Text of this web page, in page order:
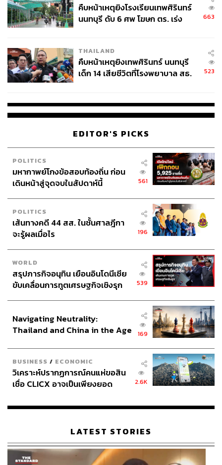
คืบหน้าเหตุยิงโรงเรียนเทพศิรินทร์
นนทบุรี ดับ 6 ศพ โฆษก ตร. เร่ง
663
THAILAND
คืบหน้าเหตุยิงเทพศิรินทร์ นนทบุรี
เด็ก 14 เสียชีวิตที่โรงพยาบาล สธ.
523
EDITOR'S PICKS
POLITICS
มหากาพย์โกงข้อสอบท้องถิ่น ก่อน
เดินหน้าสู่จุดจบในสัปดาห์นี้
561
POLITICS
เส้นทางคดี 44 สส. ในชั้นศาลฎีกา
จะรู้ผลเมื่อไร
196
WORLD
สรุปภารกิจอนุทิน เยือนอินโดนีเซีย
ขับเคลื่อนการทูตเศรษฐกิจเชิงรุก
539
Navigating Neutrality:
Thailand and China in the Age
169
BUSINESS / ECONOMIC
วิเคราะห์ปรากฏการณ์คนแห่ขอสิน
เชื่อ CLICX อาจเป็นเพียงยอด
เรือนไทยที่ถูกซุกไว้
2.6K
LATEST STORIES